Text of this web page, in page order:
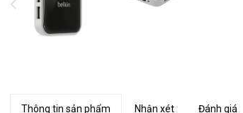
Thông tin sản phẩm Nhận xét Đánh giá